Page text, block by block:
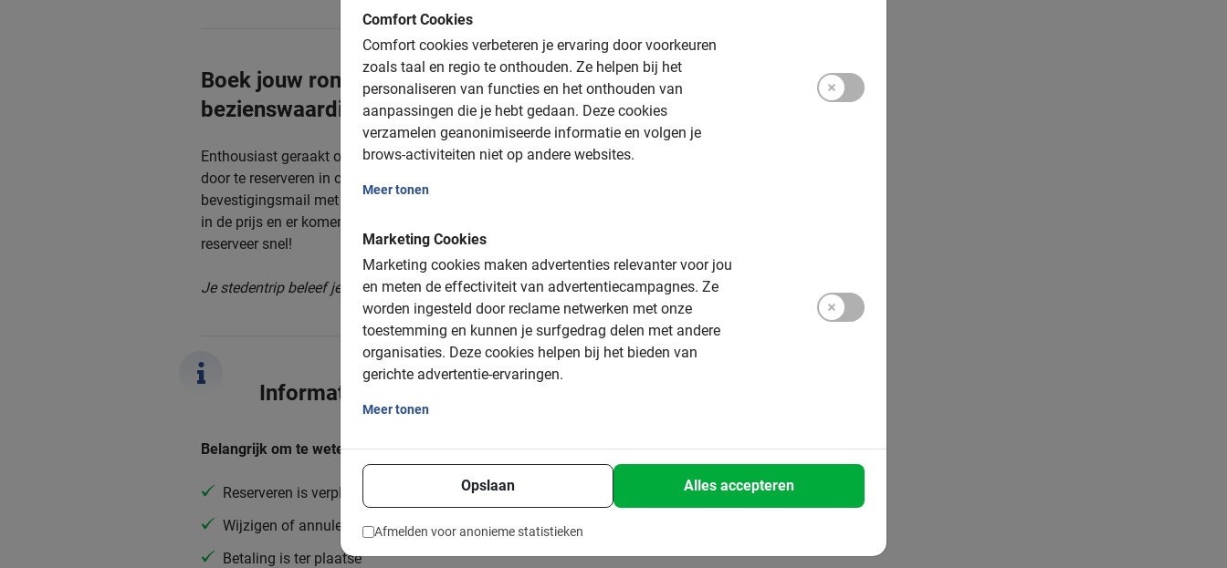
Comfort Cookies
Comfort cookies verbeteren je ervaring door voorkeuren
zoals taal en regio te onthouden. Ze helpen bij het
personaliseren van functies en het onthouden van
aanpassingen die je hebt gedaan. Deze cookies
verzamelen geanonimiseerde informatie en volgen je
brows-activiteiten niet op andere websites.
Meer tonen
Marketing Cookies
Marketing cookies maken advertenties relevanter voor jou
en meten de effectiviteit van advertentiecampagnes. Ze
worden ingesteld door reclame netwerken met onze
toestemming en kunnen je surfgedrag delen met andere
organisaties. Deze cookies helpen bij het bieden van
gerichte advertentie-ervaringen.
Meer tonen
Opslaan Alles accepteren
Afmelden voor anonieme statistieken
Boek jouw rondleiding langs de
bezienswaardigheden
Enthousiast geraakt over de Boedapest fietstour? Verzeker dan jouw plekje
door te reserveren in ons boekingsmenu. Hierna ontvang je een
bevestigingsmail met daarin de belangrijke informatie. De fiets is inbegrepen
in de prijs en er komen geen reserveringskosten bij. Wacht dus niet langer en
reserveer snel!
Je stedentrip beleef je pas écht met de Boedapest Fietstour!
Informatie
Belangrijk om te weten:
Reserveren is verplicht
Wijzigen of annuleren is gratis
Betaling is ter plaatse